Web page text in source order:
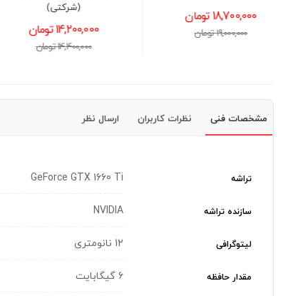
14,200,000 تومان
RGB 360
26,900,000 تومان
27,400,000 تومان
مشخصات فنی نظرات کاربران ارسال نظر
تراشه GeForce GTX 1660 Ti
سازنده تراشه NVIDIA
لیتوگرافی 12 نانومتری
مقدار حافظه 6 گیگابایت